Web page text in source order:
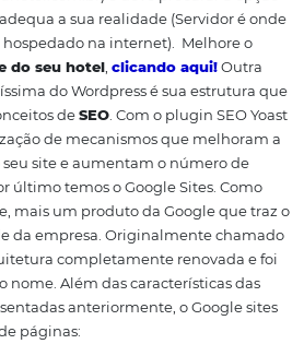
para publicar e gerenciar artigos,
outros usuários.
gerenciar e publicar os seus
escrever e gerenciar os seus
aprovação.
para visualização e
fazer uma área do site apenas
, no Wordpress você fica
(Ou seja, comprar o